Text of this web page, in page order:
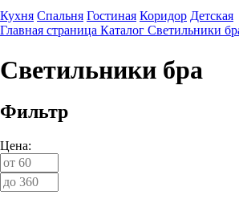
Кухня Спальня Гостиная Коридор Детская
Главная страница Каталог Светильники
Светильники бра
Фильтр
Цена: